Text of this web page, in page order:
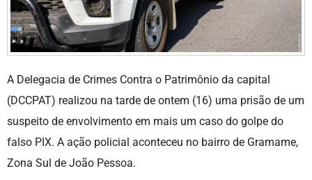
A Delegacia de Crimes Contra o Patrimônio da capital
(DCCPAT) realizou na tarde de ontem (16) uma prisão de um
suspeito de envolvimento em mais um caso do golpe do
falso PIX. A ação policial aconteceu no bairro de Gramame,
Zona Sul de João Pessoa.